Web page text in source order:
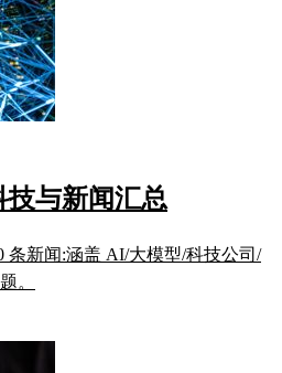
技与新闻汇总
条新闻:涵盖 AI/大模型/科技公司/
。